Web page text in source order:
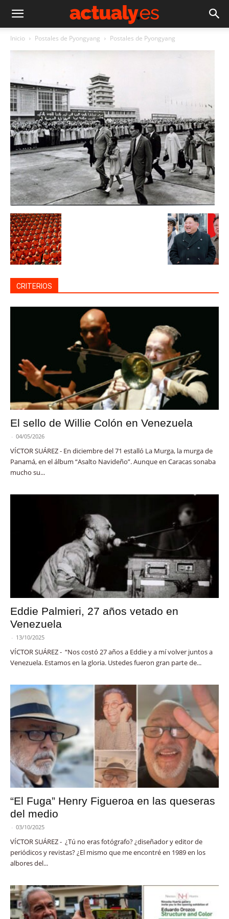
Inicio Postales de Pyongyang Postales de Pyongyang
CRITERIOS
El sello de Willie Colón en Venezuela
- 04/05/2026
VÍCTOR SUÁREZ - En diciembre del 71 estalló La Murga, la murga de
Panamá, en el álbum “Asalto Navideño”. Aunque en Caracas sonaba
mucho su...
Eddie Palmieri, 27 años vetado en
Venezuela
- 13/10/2025
VÍCTOR SUÁREZ - “Nos costó 27 años a Eddie y a mí volver juntos a
Venezuela. Estamos en la gloria. Ustedes fueron gran parte de...
“El Fuga” Henry Figueroa en las queseras
del medio
- 03/10/2025
VÍCTOR SUÁREZ - ¿Tú no eras fotógrafo? ¿diseñador y editor de
periódicos y revistas? ¿El mismo que me encontré en 1989 en los
albores del...